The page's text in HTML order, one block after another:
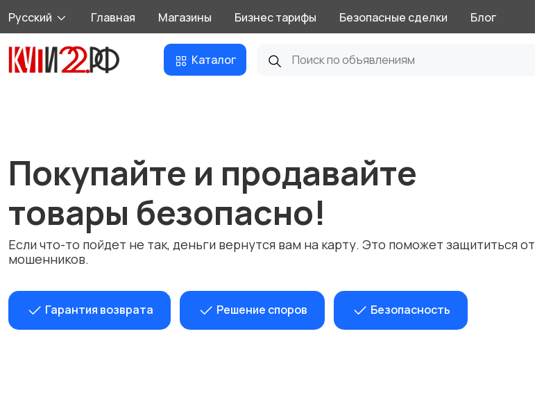
Русский Главная Магазины Бизнес тарифы Безопасные сделки Блог
Каталог
Покупайте и продавайте
товары безопасно!
Если что-то пойдет не так, деньги вернутся вам на карту. Это поможет защититься от
мошенников.
Гарантия возврата Решение споров Безопасность